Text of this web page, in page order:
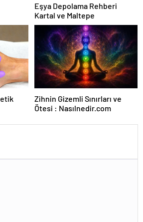
Eşya Depolama Rehberi
Kartal ve Maltepe
Zihnin Gizemli Sınırları ve
Ötesi : Nasılnedir.com